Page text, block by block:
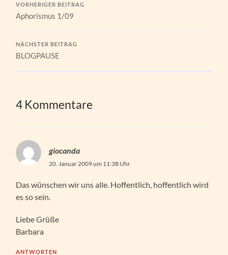
VORHERIGER BEITRAG
Aphorismus 1/09
NÄCHSTER BEITRAG
BLOGPAUSE
4 Kommentare
giocanda
20. Januar 2009 um 11:38 Uhr
Das wünschen wir uns alle. Hoffentlich, hoffentlich wird
es so sein.
Liebe Grüße
Barbara
ANTWORTEN